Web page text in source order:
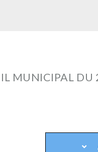
MUNICIPAL DU